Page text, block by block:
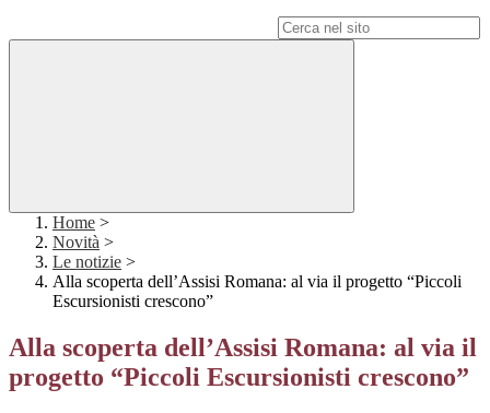
Home >
Novità >
Le notizie >
Alla scoperta dell’Assisi Romana: al via il progetto “Piccoli
Escursionisti crescono”
Alla scoperta dell’Assisi Romana: al via il
progetto “Piccoli Escursionisti crescono”